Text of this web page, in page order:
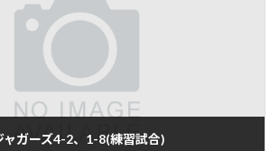
ガーズ4-2、1-8(練習試合)